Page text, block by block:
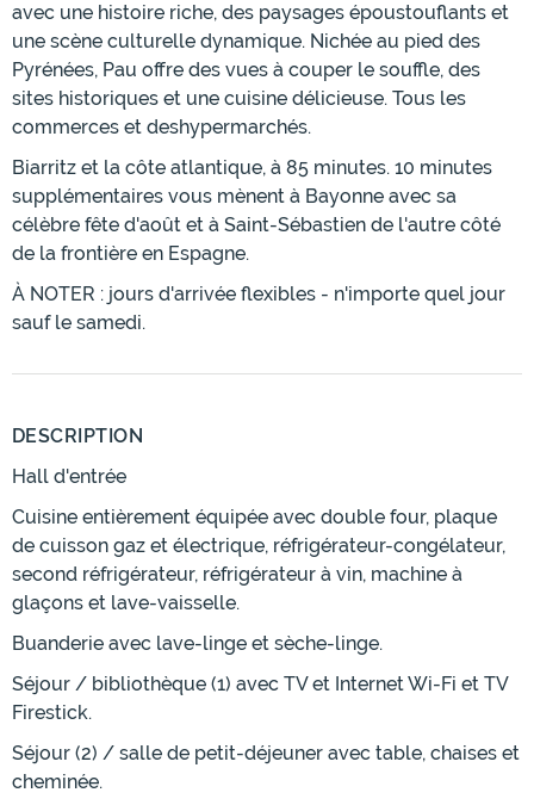
avec une histoire riche, des paysages époustouflants et
une scène culturelle dynamique. Nichée au pied des
Pyrénées, Pau offre des vues à couper le souffle, des
sites historiques et une cuisine délicieuse. Tous les
commerces et deshypermarchés.
Biarritz et la côte atlantique, à 85 minutes. 10 minutes
supplémentaires vous mènent à Bayonne avec sa
célèbre fête d'août et à Saint-Sébastien de l'autre côté
de la frontière en Espagne.
À NOTER : jours d'arrivée flexibles - n'importe quel jour
sauf le samedi.
DESCRIPTION
Hall d'entrée
Cuisine entièrement équipée avec double four, plaque
de cuisson gaz et électrique, réfrigérateur-congélateur,
second réfrigérateur, réfrigérateur à vin, machine à
glaçons et lave-vaisselle.
Buanderie avec lave-linge et sèche-linge.
Séjour / bibliothèque (1) avec TV et Internet Wi-Fi et TV
Firestick.
Séjour (2) / salle de petit-déjeuner avec table, chaises et
cheminée.